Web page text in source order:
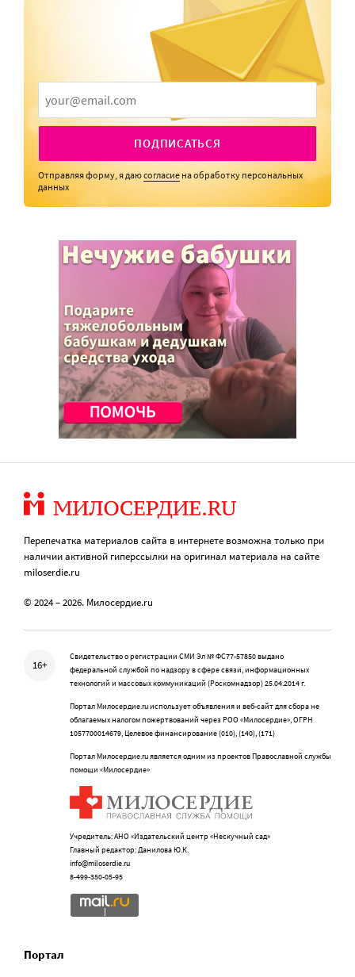
ПОДПИСАТЬСЯ
Отправляя форму, я даюсогласие на обработку персональных
данных
Перепечатка материалов сайта в интернете возможна только при
наличии активной гиперссылки на оригинал материала на сайте
miloserdie.ru
© 2024 – 2026. Милосердие.ru
16+
Свидетельство о регистрации СМИ Эл № ФС77-57850 выдано
федеральной службой по надзору в сфере связи, информационных
технологий и массовых коммуникаций (Роскомнадзор) 25.04.2014 г.
Портал Милосердие.ru использует объявления и веб-сайт для сбора не
облагаемых налогом пожертвований через РОО «Милосердие», ОГРН
1057700014679, Целевое финансирование (010), (140), (171)
Портал Милосердие.ru является одним из проектов Православной службы
помощи «Милосердие»
Учредитель: АНО «Издательский центр «Нескучный сад»
Главный редактор: Данилова Ю.К.
info@miloserdie.ru
8-499-350-05-95
Портал